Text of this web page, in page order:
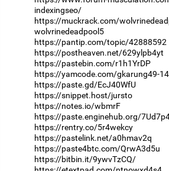
indexingseo/
https://muckrack.com/
wolvrinedeadpool5
https://pantip.com/topic/42888592
https://postheaven.net/629ylpb4yt
https://pastebin.com/r1h1YrDP
https://yamcode.com/gkarung49-14
https://paste.gd/EcJ40WfU
https://snippet.host/jursto
https://notes.io/wbmrF
https://paste.enginehub.org/
https://rentry.co/5r4wekcy
https://pastelink.net/a0hmav2q
https://paste4btc.com/QrwA3d5u
https://bitbin.it/9ywvTzCQ/